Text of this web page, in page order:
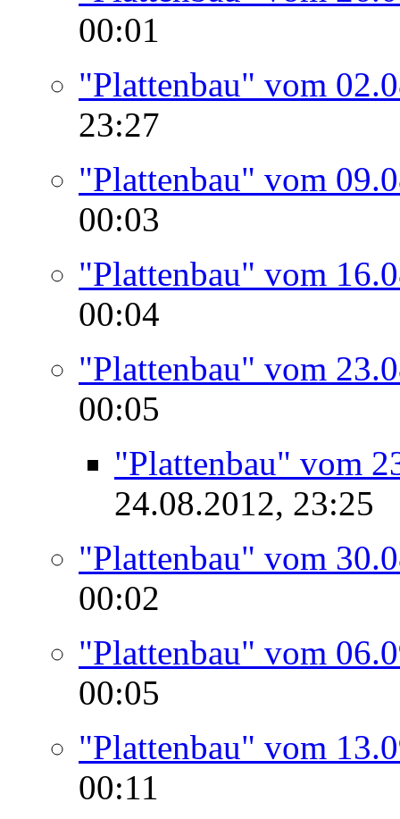
00:01
"Plattenbau" vom
23:27
"Plattenbau" vom
00:03
"Plattenbau" vom
00:04
"Plattenbau" vom
00:05
"Plattenbau" vom
24.08.2012, 23:25
"Plattenbau" vom
00:02
"Plattenbau" vom
00:05
"Plattenbau" vom
00:11